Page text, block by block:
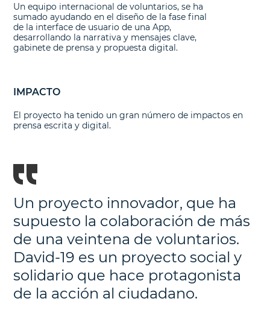
Un equipo internacional de voluntarios, se ha
sumado ayudando en el diseño de la fase final
de la interface de usuario de una App,
desarrollando la narrativa y mensajes clave,
gabinete de prensa y propuesta digital.
IMPACTO
El proyecto ha tenido un gran número de impactos en
prensa escrita y digital.
Un proyecto innovador, que ha
supuesto la colaboración de más
de una veintena de voluntarios.
David-19 es un proyecto social y
solidario que hace protagonista
de la acción al ciudadano.